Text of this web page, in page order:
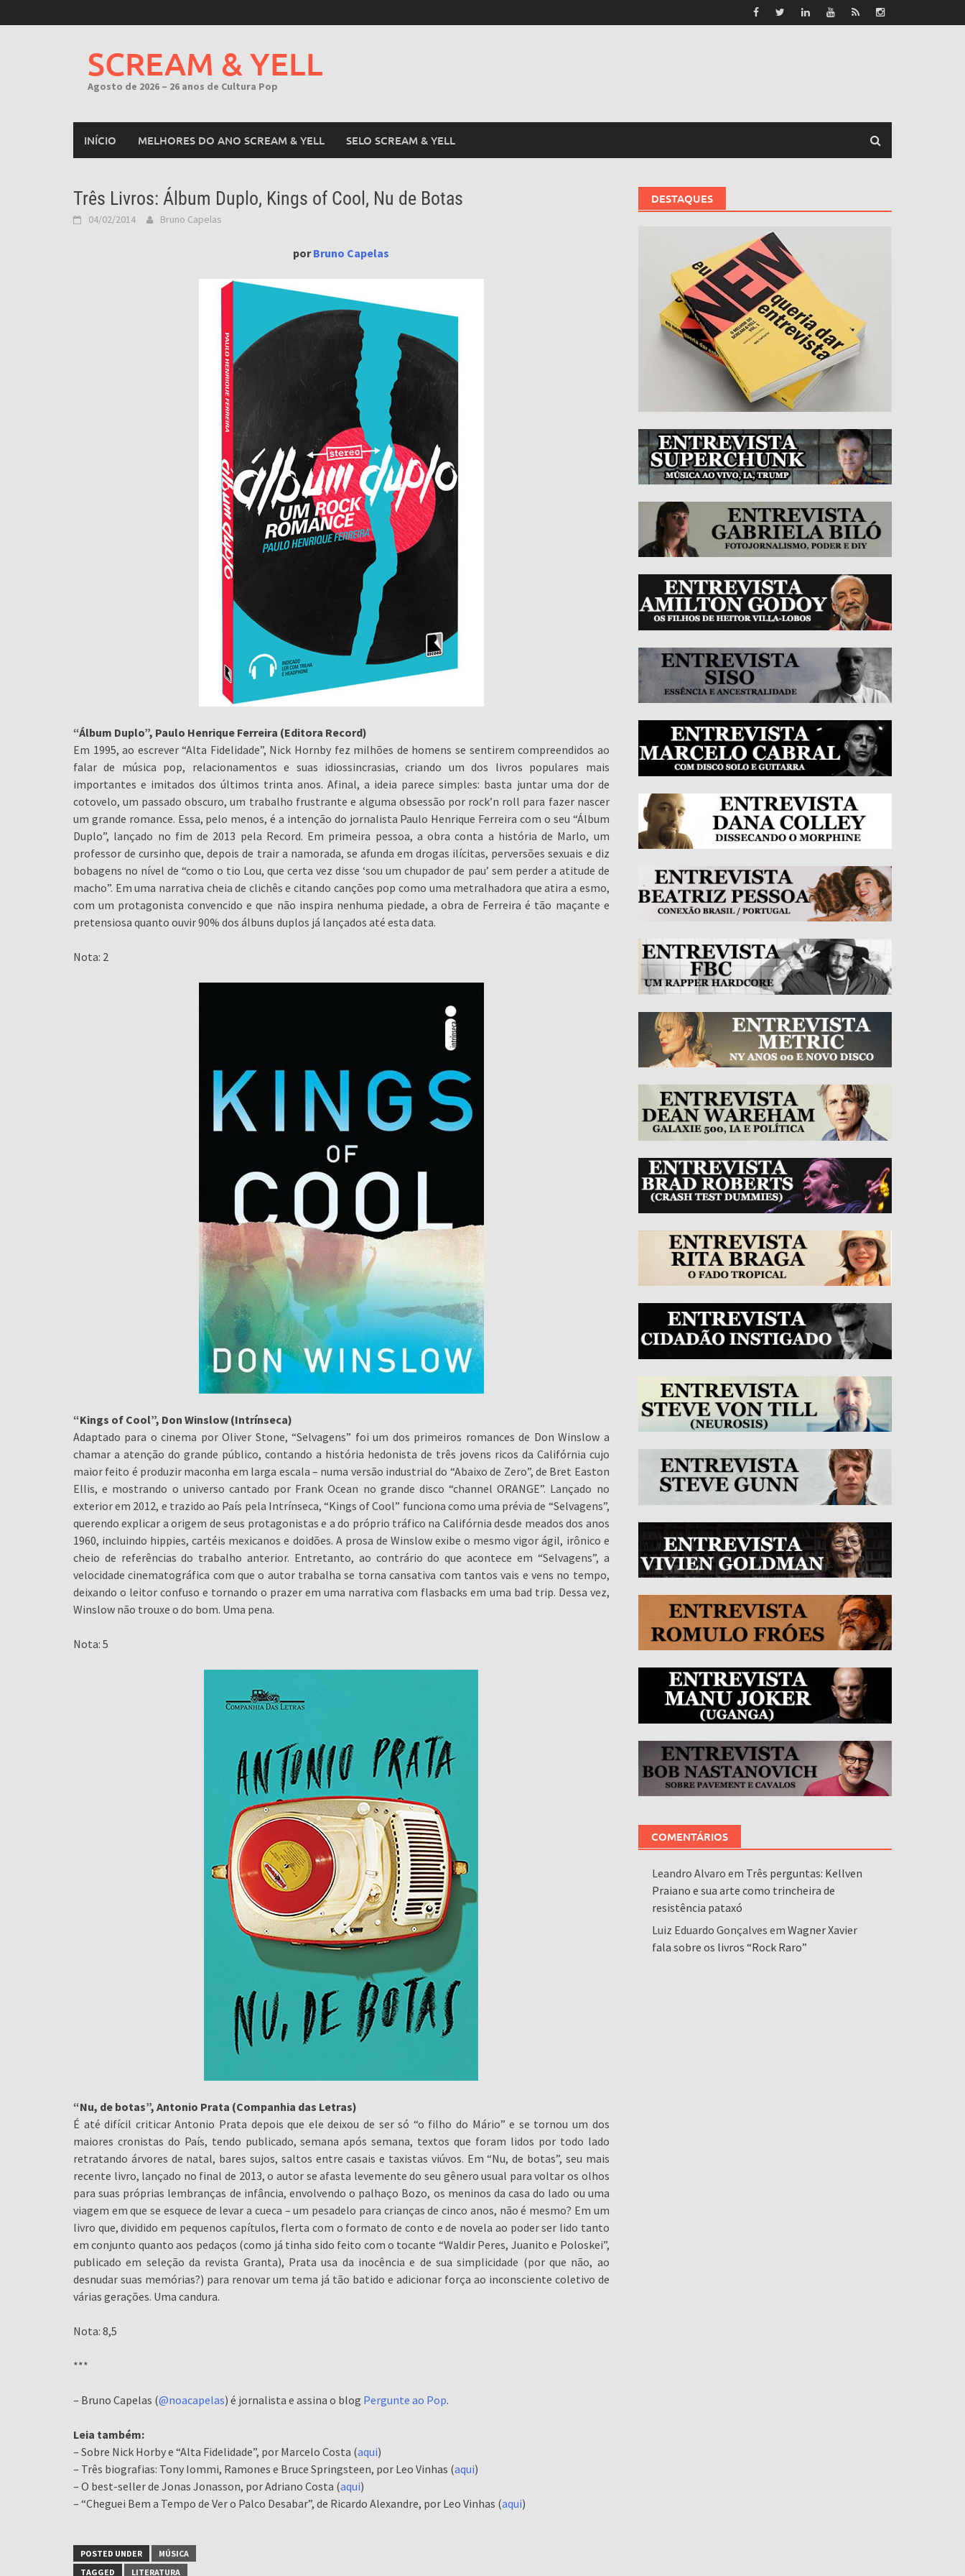
to
SCREAM & YELL
Agosto de 2026 – 26 anos de Cultura Pop
INÍCIO MELHORES DO ANO SCREAM & YELL SELO SCREAM & YELL
Três Livros: Álbum Duplo, Kings of Cool, Nu de Botas
04/02/2014 Bruno Capelas
porBruno Capelas
“Álbum Duplo”, Paulo Henrique Ferreira (Editora Record)
Em 1995, ao escrever “Alta Fidelidade”, Nick Hornby fez milhões de homens se sentirem compreendidos ao
falar de música pop, relacionamentos e suas idiossincrasias, criando um dos livros populares mais
importantes e imitados dos últimos trinta anos. Afinal, a ideia parece simples: basta juntar uma dor de
cotovelo, um passado obscuro, um trabalho frustrante e alguma obsessão por rock’n roll para fazer nascer
um grande romance. Essa, pelo menos, é a intenção do jornalista Paulo Henrique Ferreira com o seu “Álbum
Duplo”, lançado no fim de 2013 pela Record. Em primeira pessoa, a obra conta a história de Marlo, um
professor de cursinho que, depois de trair a namorada, se afunda em drogas ilícitas, perversões sexuais e diz
bobagens no nível de “como o tio Lou, que certa vez disse ‘sou um chupador de pau’ sem perder a atitude de
macho”. Em uma narrativa cheia de clichês e citando canções pop como uma metralhadora que atira a esmo,
com um protagonista convencido e que não inspira nenhuma piedade, a obra de Ferreira é tão maçante e
pretensiosa quanto ouvir 90% dos álbuns duplos já lançados até esta data.
Nota: 2
“Kings of Cool”, Don Winslow (Intrínseca)
Adaptado para o cinema por Oliver Stone, “Selvagens” foi um dos primeiros romances de Don Winslow a
chamar a atenção do grande público, contando a história hedonista de três jovens ricos da Califórnia cujo
maior feito é produzir maconha em larga escala – numa versão industrial do “Abaixo de Zero”, de Bret Easton
Ellis, e mostrando o universo cantado por Frank Ocean no grande disco “channel ORANGE”. Lançado no
exterior em 2012, e trazido ao País pela Intrínseca, “Kings of Cool” funciona como uma prévia de “Selvagens”,
querendo explicar a origem de seus protagonistas e a do próprio tráfico na Califórnia desde meados dos anos
1960, incluindo hippies, cartéis mexicanos e doidões. A prosa de Winslow exibe o mesmo vigor ágil, irônico e
cheio de referências do trabalho anterior. Entretanto, ao contrário do que acontece em “Selvagens”, a
velocidade cinematográfica com que o autor trabalha se torna cansativa com tantos vais e vens no tempo,
deixando o leitor confuso e tornando o prazer em uma narrativa com flasbacks em uma bad trip. Dessa vez,
Winslow não trouxe o do bom. Uma pena.
Nota: 5
“Nu, de botas”, Antonio Prata (Companhia das Letras)
É até difícil criticar Antonio Prata depois que ele deixou de ser só “o filho do Mário” e se tornou um dos
maiores cronistas do País, tendo publicado, semana após semana, textos que foram lidos por todo lado
retratando árvores de natal, bares sujos, saltos entre casais e taxistas viúvos. Em “Nu, de botas”, seu mais
recente livro, lançado no final de 2013, o autor se afasta levemente do seu gênero usual para voltar os olhos
para suas próprias lembranças de infância, envolvendo o palhaço Bozo, os meninos da casa do lado ou uma
viagem em que se esquece de levar a cueca – um pesadelo para crianças de cinco anos, não é mesmo? Em um
livro que, dividido em pequenos capítulos, flerta com o formato de conto e de novela ao poder ser lido tanto
em conjunto quanto aos pedaços (como já tinha sido feito com o tocante “Waldir Peres, Juanito e Poloskei”,
publicado em seleção da revista Granta), Prata usa da inocência e de sua simplicidade (por que não, ao
desnudar suas memórias?) para renovar um tema já tão batido e adicionar força ao inconsciente coletivo de
várias gerações. Uma candura.
Nota: 8,5
***
– Bruno Capelas (@noacapelas) é jornalista e assina o blog Pergunte ao Pop.
Leia também:
– Sobre Nick Horby e “Alta Fidelidade”, por Marcelo Costa (aqui)
– Três biografias: Tony Iommi, Ramones e Bruce Springsteen, por Leo Vinhas (aqui)
– O best-seller de Jonas Jonasson, por Adriano Costa (aqui)
– “Cheguei Bem a Tempo de Ver o Palco Desabar”, de Ricardo Alexandre, por Leo Vinhas (aqui)
POSTED UNDER
MÚSICA
TAGGED
LITERATURA
DESTAQUES
COMENTÁRIOS
Leandro Alvaro em Três perguntas: Kellven
Praiano e sua arte como trincheira de
resistência pataxó
Luiz Eduardo Gonçalves em Wagner Xavier
fala sobre os livros “Rock Raro”